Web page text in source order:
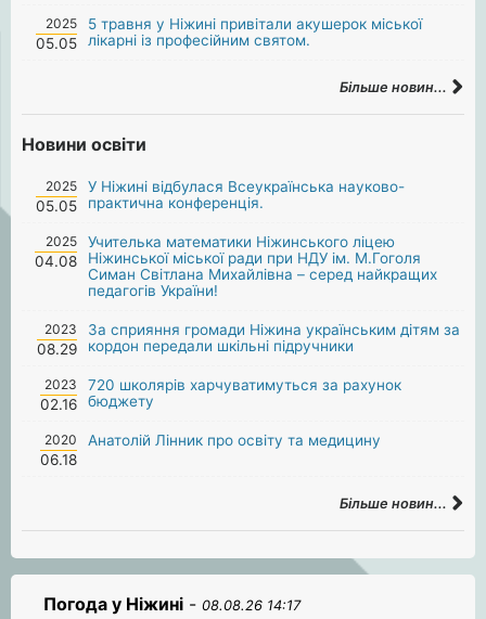
2025
05.05
5 травня у Ніжині привітали акушерок міської
лікарні із професійним святом.
Більше новин...
Новини освіти
2025
05.05
У Ніжині відбулася Всеукраїнська науково-
практична конференція.
2025
04.08
Учителька математики Ніжинського ліцею
Ніжинської міської ради при НДУ ім. М.Гоголя
Симан Світлана Михайлівна – серед найкращих
педагогів України!
2023
08.29
За сприяння громади Ніжина українським дітям за
кордон передали шкільні підручники
2023
02.16
720 школярів харчуватимуться за рахунок
бюджету
2020
06.18
Анатолій Лінник про освіту та медицину
Більше новин...
Погода у Ніжині - 08.08.26 14:17